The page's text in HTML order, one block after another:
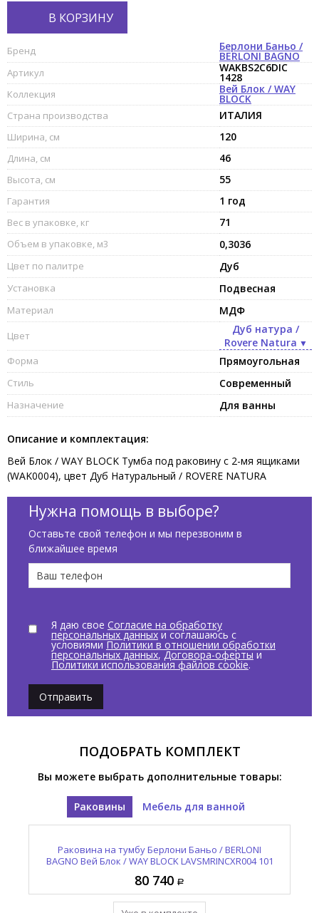
В КОРЗИНУ
Бренд Берлони Баньо /
BERLONI BAGNO
Артикул WAKBS2C6DIC
1428
Коллекция Вей Блок / WAY
BLOCK
Страна производства ИТАЛИЯ
Ширина, см 120
Длина, см 46
Высота, см 55
Гарантия 1 год
Вес в упаковке, кг 71
Объем в упаковке, м3 0,3036
Цвет по палитре Дуб
Установка Подвесная
Материал МДФ
Цвет
Дуб натура /
Rovere Natura
Форма Прямоугольная
Стиль Современный
Назначение Для ванны
Описание и комплектация:
Вей Блок / WAY BLOCK Тумба под раковину с 2-мя ящиками
(WAK0004), цвет Дуб Натуральный / ROVERE NATURA
Нужна помощь в выборе?
Оставьте свой телефон и мы перезвоним в
ближайшее время
Я даю свое Согласие на обработку
персональных данныхи соглашаюсь с
условиями Политики в отношении обработки
персональных данных, Договора-оферты и
Политики использования файлов cookie.
Отправить
ПОДОБРАТЬ КОМПЛЕКТ
Вы можете выбрать дополнительные товары:
Раковины Мебель для ванной
Раковина на тумбу Берлони Баньо / BERLONI
BAGNO Вей Блок / WAY BLOCK LAVSMRINCXR004 101
80 740
Тумба под раковину Берлони Баньо / BERLONI
BAGNO Вей Блок / WAY BLOCK WAKBS2C6DIC 1428
127 710